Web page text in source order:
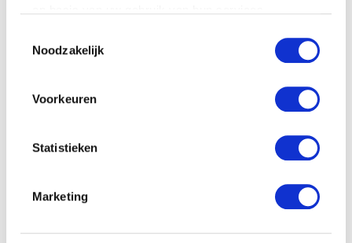
Noodzakelijk
Voorkeuren
Statistieken
Marketing